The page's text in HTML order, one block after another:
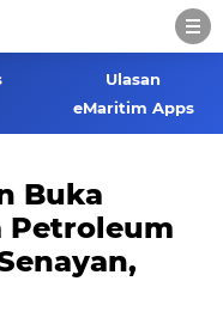
Ulasan
eMaritim Apps
Buka
Petroleum